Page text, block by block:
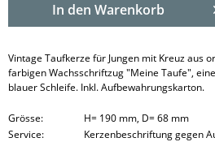
In den Warenkorb
Vintage Taufkerze für Jungen mit Kreuz aus
farbigen Wachsschriftzug "Meine Taufe",
blauer Schleife. Inkl. Aufbewahrungskarton.
Grösse:
H= 190 mm, D= 68 mm
Service:
Kerzenbeschriftung gegen